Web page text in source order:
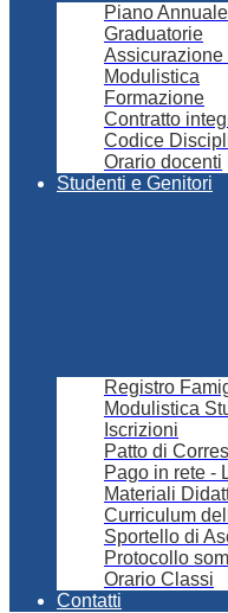
Piano
Graduatorie
Modulistica
Formazione
Contratto
Codice
Orario docenti
Studenti e Genitori
Registro
Modulistica
Iscrizioni
Patto di
Pago in rete -
Materiali
Curriculum
Sportello di
Protocollo
Orario Classi
Contatti